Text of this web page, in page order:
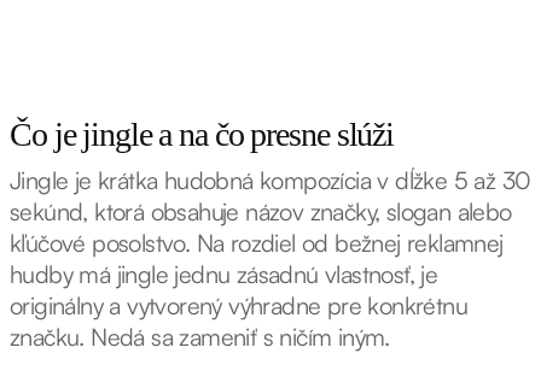
Čo je jingle a na čo presne slúži
Jingle je krátka hudobná kompozícia v dĺžke 5 až 30
sekúnd, ktorá obsahuje názov značky, slogan alebo
kľúčové posolstvo. Na rozdiel od bežnej reklamnej
hudby má jingle jednu zásadnú vlastnosť, je
originálny a vytvorený výhradne pre konkrétnu
značku. Nedá sa zameniť s ničím iným.